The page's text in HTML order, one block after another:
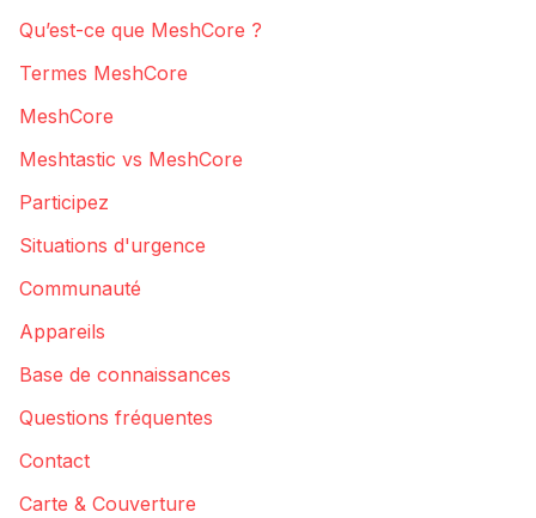
Qu’est-ce que MeshCore ?
Termes MeshCore
MeshCore
Meshtastic vs MeshCore
Participez
Situations d'urgence
Communauté
Appareils
Base de connaissances
Questions fréquentes
Contact
Carte & Couverture